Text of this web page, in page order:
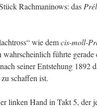
Rach­ma­ni­nows: das
wie demcis-moll-
führ­te
sei­ner Ent­ste­hung 1892
schaf­fen ist.
lin­ken Hand in Takt 5, der